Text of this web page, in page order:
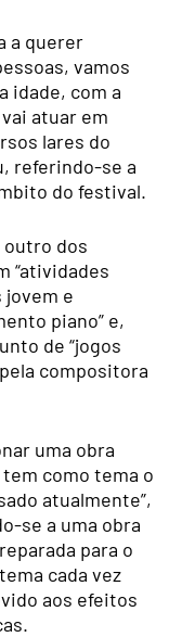
a querer
vamos
idade, com a
atuar em
lares do
referindo-se a
do festival.
dos
“atividades
jovem e
piano” e,
de “jogos
compositora
uma obra
como tema o
atualmente”,
se a uma obra
para o
cada vez
aos efeitos